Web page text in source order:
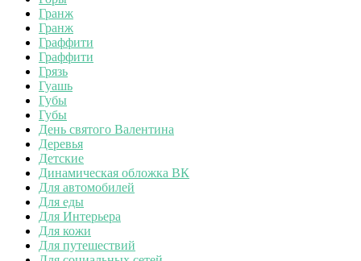
Гранж
Гранж
Граффити
Граффити
Грязь
Гуашь
Губы
Губы
День святого Валентина
Деревья
Детские
Динамическая обложка ВК
Для автомобилей
Для еды
Для Интерьера
Для кожи
Для путешествий